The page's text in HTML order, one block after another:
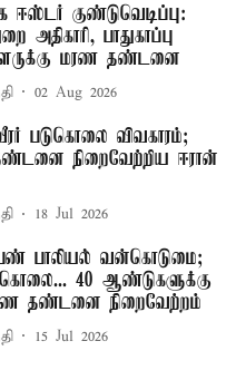
குண்டுவெடிப்பு:
அதிகாரி, பாதுகாப்பு
மரண தண்டனை
02 Aug 2026
படுகொலை விவகாரம்;
நிறைவேற்றிய ஈரான்
18 Jul 2026
பாலியல் வன்கொடுமை;
கொலை... 40 ஆண்டுகளுக்கு
தண்டனை நிறைவேற்றம்
15 Jul 2026